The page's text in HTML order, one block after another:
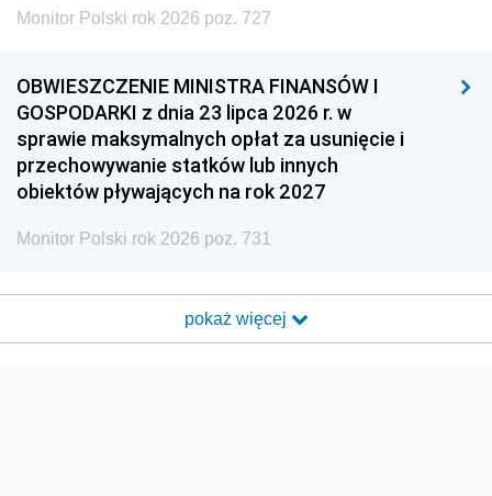
Monitor Polski rok 2026 poz. 727
OBWIESZCZENIE MINISTRA FINANSÓW I
GOSPODARKI z dnia 23 lipca 2026 r. w
sprawie maksymalnych opłat za usunięcie i
przechowywanie statków lub innych
obiektów pływających na rok 2027
Monitor Polski rok 2026 poz. 731
pokaż więcej